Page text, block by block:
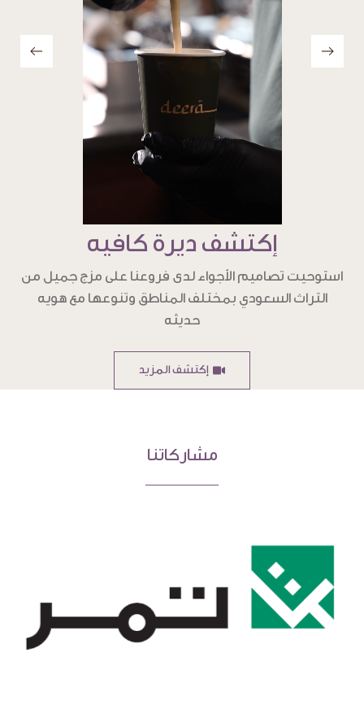
إكتشف ديرة كافيه
استوحيت تصاميم الأجواء لدى فروعنا على مزج جميل من
التراث السعودي بمختلف المناطق وتنوعها مع هويه
حديثه
إكتشف المزيد